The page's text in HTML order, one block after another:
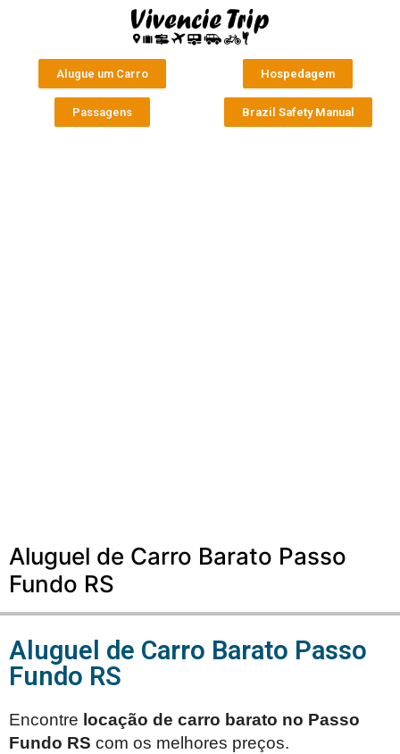
Alugue um Carro Hospedagem
Passagens Brazil Safety Manual
Aluguel de Carro Barato Passo
Fundo RS
Aluguel de Carro Barato Passo
Fundo RS
Encontre locação de carro barato no Passo
Fundo RS com os melhores preços.